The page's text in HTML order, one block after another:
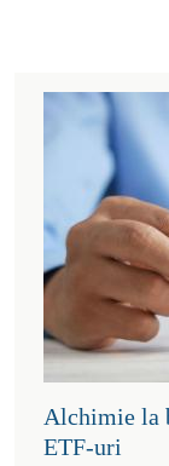
Alchimie la
ETF-uri